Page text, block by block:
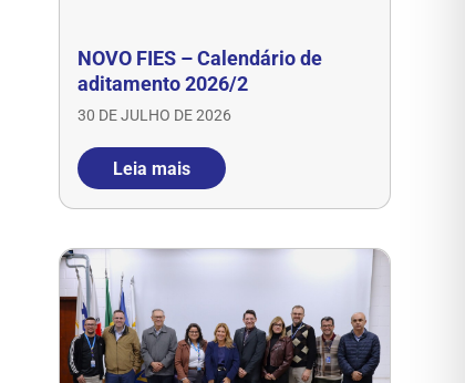
NOVO FIES – Calendário de
aditamento 2026/2
30 DE JULHO DE 2026
Leia mais